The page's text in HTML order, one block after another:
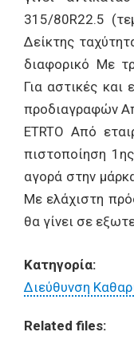
315/80R22.5
Δείκτης
διαφορικό Με
Για αστικές και
προδιαγραφών
ETRTO Από
πιστοποίηση
αγορά στην
Με ελάχιστη
θα γίνει σε
Κατηγορία:
Διεύθυνση
Related files: